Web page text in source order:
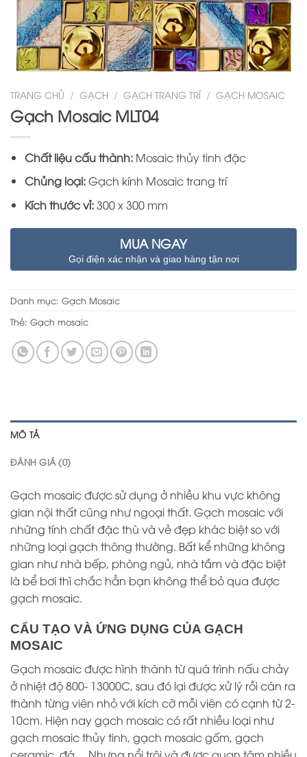
TRANG CHỦ / GẠCH / GẠCH TRANG TRÍ / GẠCH MOSAIC
Gạch Mosaic MLT04
Chất liệu cấu thành:Mosaic thủy tinh đặc
Chủng loại:Gạch kính Mosaic trang trí
Kích thước vỉ:300 x 300 mm
MUA NGAY
Gọi điện xác nhận và giao hàng tận nơi
Danh mục: Gạch Mosaic
Thẻ: Gạch mosaic
MÔ TẢ
ĐÁNH GIÁ (0)
Gạch mosaic được sử dụng ở nhiều khu vực không
gian nội thất cũng như ngoại thất. Gạch mosaic với
những tính chất đặc thù và vẻ đẹp khác biệt so với
những loại gạch thông thường. Bất kể những không
gian như nhà bếp, phòng ngủ, nhà tắm và đặc biệt
là bể bơi thì chắc hẳn bạn không thể bỏ qua được
gạch mosaic.
CẤU TẠO VÀ ỨNG DỤNG CỦA GẠCH
MOSAIC
Gạch mosaic được hình thành từ quá trình nấu chảy
ở nhiệt độ 800- 13000C, sau đó lại được xử lý rồi cán ra
thành từng viên nhỏ với kích cỡ mỗi viên có cạnh từ 2-
10cm. Hiện nay gạch mosaic có rất nhiều loại như
gạch mosaic thủy tinh, gạch mosaic gốm, gạch